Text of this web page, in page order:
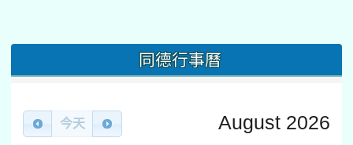
同德行事曆
今天 August 2026